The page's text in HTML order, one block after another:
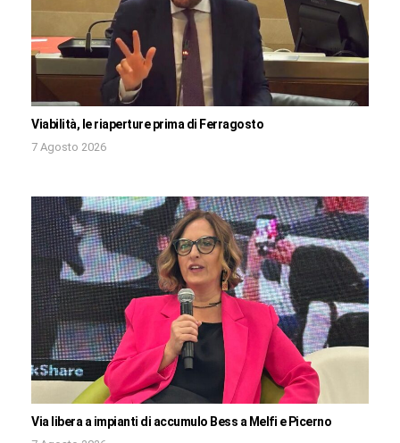
Viabilità, le riaperture prima di Ferragosto
7 Agosto 2026
Via libera a impianti di accumulo Bess a Melfi e Picerno